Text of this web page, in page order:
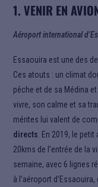
1. VENIR EN
Aéroport international
Essaouira est une des
Ces atouts : un climat
pêche et de sa Médina
vivre, son calme et sa
mérites lui valent de
directs . En 2019, le
20kms de l’entrée de la
semaine, avec 6 lignes
à l’aéroport